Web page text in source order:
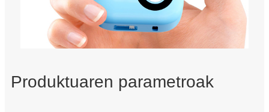
Produktuaren parametroak